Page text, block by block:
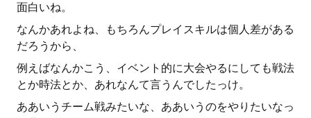
面白いね。
なんかあれよね、もちろんプレイスキルは個人差がある
だろうから、
例えばなんかこう、イベント的に大会やるにしても戦法
とか時法とか、あれなんて言うんでしたっけ。
ああいうチーム戦みたいな、ああいうのをやりたいなっ